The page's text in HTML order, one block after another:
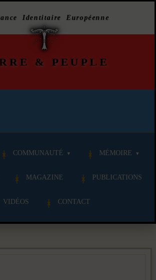
Identitaire Européenne
& PEUPLE
COMMUNAUTÉ MÉMOIRE
MAGAZINE PUBLICATIONS
VIDÉOS CONTACT